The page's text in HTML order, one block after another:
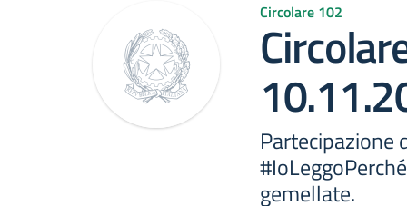
Circolare 102
Partecipazione
gemellate.